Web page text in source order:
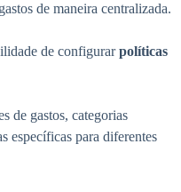
de maneira centralizada.
de configurarpolíticas
de gastos, categorias
específicas para diferentes